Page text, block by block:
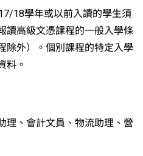
18學年或以前入讀的學生須
讀高級文憑課程的一般入學條
除外）。個別課程的特定入學
料。
理、會計文員、物流助理、營